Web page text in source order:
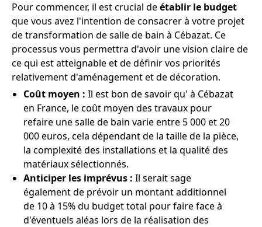
Pour commencer, il est crucial deétablir le budget
que vous avez l'intention de consacrer à votre projet
de transformation de salle de bain à Cébazat. Ce
processus vous permettra d'avoir une vision claire de
ce qui est atteignable et de définir vos priorités
relativement d'aménagement et de décoration.
Coût moyen : Il est bon de savoir qu' à Cébazat
en France, le coût moyen des travaux pour
refaire une salle de bain varie entre 5 000 et 20
000 euros, cela dépendant de la taille de la pièce,
la complexité des installations et la qualité des
matériaux sélectionnés.
Anticiper les imprévus : Il serait sage
également de prévoir un montant additionnel
de 10 à 15% du budget total pour faire face à
d'éventuels aléas lors de la réalisation des